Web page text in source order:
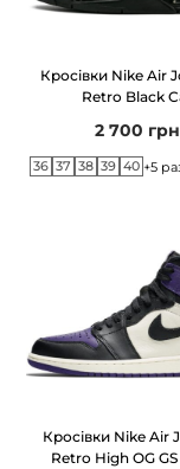
Кросівки Nike Air
Retro Black
2 700 грн
36 37 38 39 40 +5
Кросівки Nike Air
Retro High OG